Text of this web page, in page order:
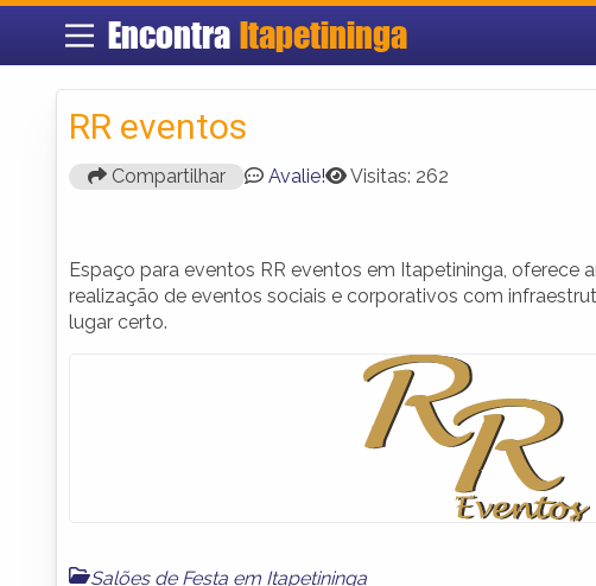
Encontra Itapetininga
RR eventos
Compartilhar Avalie! Visitas: 262
Espaço para eventos RR eventos em Itapetininga,
realização de eventos sociais e corporativos com
lugar certo.
Salões de Festa em Itapetininga